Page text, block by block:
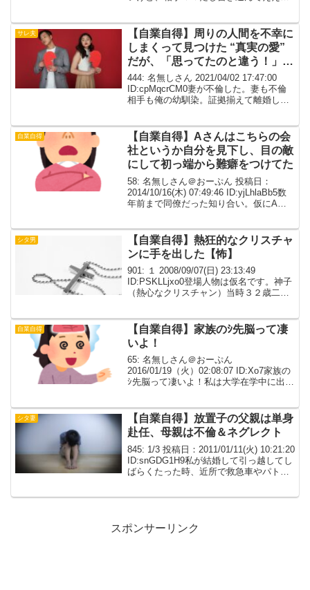
サレ夫
【自業自得】周りの人間を不幸に
しまくって見つけた “真実の愛”
だが、「思ってたのと違う！」と
詰る元妻
444: 名無しさん 2021/04/02 17:47:00
ID:cpMqcrCM0妻が不倫した。妻も不倫
相手も俺の幼馴染。証拠揃えて離婚し
ようだ。でも話し合いに不倫...
自業自得
【自業自得】Aさんはこちらの会
社というか自分を見下し、目の敵
にして初っ端から難癖をつけてた
58: 名無しさん＠おーぷん 投稿日：
2014/10/16(木) 07:49:46 ID:yjLhlaBb5数
年前まで同僚だった知り合い。仮にAさ
間管理職になっているが...
シタ男
【自業自得】熱狂的なクリスチャ
ンに手を出した【怖】
901: １ 2008/09/07(日) 23:13:49
ID:PSKLLjxo0登場人物は仮名です。神子
（熱心なクリスチャン）当時３２歳二叉
（投稿者・二叉の同僚） 熱...
自業自得
【自業自得】家族のｼ先脳って凄
いよ！
65: 名無しさん＠おーぷん
2016/01/19（火）02:08:07 ID:Xo7家族の
ｼ先脳って凄いよ！私は大学在学中に出会
と起こして高校中退して、楽して稼ぐた
め...
シタ妻
【自業自得】放置子の父親は単身
赴任、母親は不倫＆ネグレクト
845: 1/3 投稿日：2011/01/11(火) 10:21:20
ID:snGDG1H9私が結婚して引っ越してし
ばらくたった時、近所で救急車やパトカ
スポンサーリンク